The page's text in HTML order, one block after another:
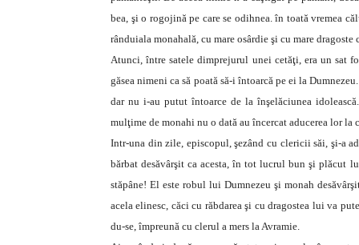
bea, şi o rogojină pe care se odihnea. în toată vremea
rânduiala monahală, cu mare osârdie şi cu mare dragoste
Atunci, între satele dimprejurul unei cetăţi, era un sat
găsea nimeni ca să poată să-i întoarcă pe ei la
dar nu i-au putut întoarce de la înşelăciunea
mulţime de monahi nu o dată au încercat aducerea lor
Intr-una din zile, episcopul, şezând cu clericii săi, şi-a
bărbat desăvârşit ca acesta, în tot lucrul bun şi plăcut
stăpâne! El este robul lui Dumnezeu şi monah
acela elinesc, căci cu răbdarea şi cu dragostea lui va
du-se, împreună cu clerul a mers la Avramie.